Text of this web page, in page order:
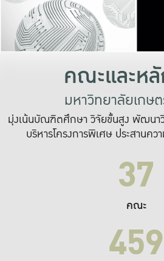
คณะและห
มหาวิทยาลัยเกษ
มุ่งเน้นบัณฑิตศึกษา วิจัยขั้นสูง พัฒนาวิ
บริหารโครงการพิเศษ ประสานค
37
คณะ
459